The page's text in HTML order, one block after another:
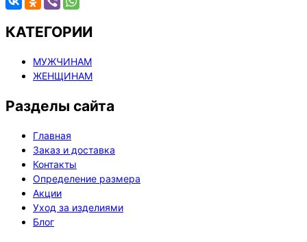
КАТЕГОРИИ
МУЖЧИНАМ
ЖЕНЩИНАМ
Разделы сайта
Главная
Заказ и доставка
Контакты
Определение размера
Акции
Уход за изделиями
Блог